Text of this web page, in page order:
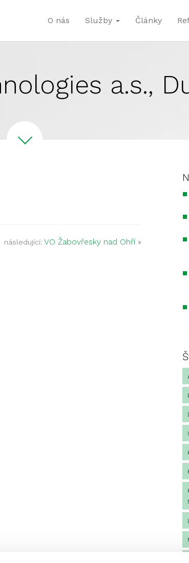
O nás Služby Články
a.s.,
následující: VO Žabovřesky nad Ohří»